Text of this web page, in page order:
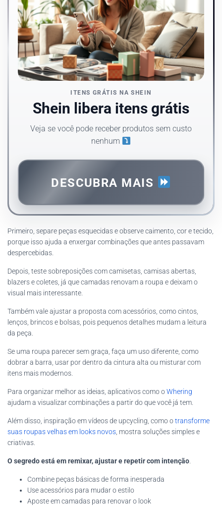
ITENS GRÁTIS NA SHEIN
Shein libera itens grátis
Veja se você pode receber produtos sem custo
nenhum
DESCUBRA MAIS
Primeiro, separe peças esquecidas e observe caimento, cor e tecido,
porque isso ajuda a enxergar combinações que antes passavam
despercebidas.
Depois, teste sobreposições com camisetas, camisas abertas,
blazers e coletes, já que camadas renovam a roupa e deixam o
visual mais interessante.
Também vale ajustar a proposta com acessórios, como cintos,
lenços, brincos e bolsas, pois pequenos detalhes mudam a leitura
da peça.
Se uma roupa parecer sem graça, faça um uso diferente, como
dobrar a barra, usar por dentro da cintura alta ou misturar com
itens mais modernos.
Para organizar melhor as ideias, aplicativos como oWhering
ajudam a visualizar combinações a partir do que você já tem.
Além disso, inspiração em vídeos de upcycling, como otransforme
suas roupas velhas em looks novos, mostra soluções simples e
criativas.
O segredo está em remixar, ajustar e repetir com intenção.
Combine peças básicas de forma inesperada
Use acessórios para mudar o estilo
Aposte em camadas para renovar o look